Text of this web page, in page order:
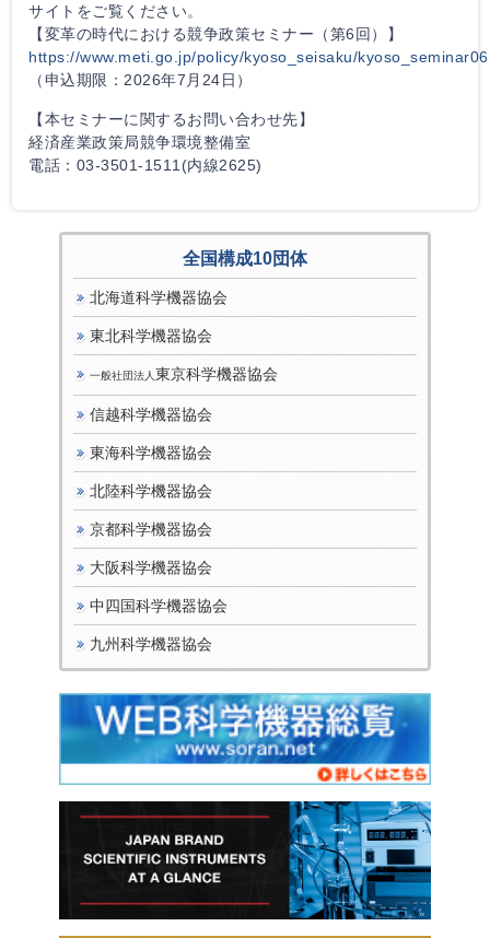
サイトをご覧ください。
【変革の時代における競争政策セミナー（第6回）】
https://www.meti.go.jp/policy/kyoso_seisaku/
（申込期限：2026年7月24日）
【本セミナーに関するお問い合わせ先】
経済産業政策局競争環境整備室
電話：03-3501-1511(内線2625)
全国構成10団体
北海道科学機器協会
東北科学機器協会
一般社団法人 東京科学機器協会
信越科学機器協会
東海科学機器協会
北陸科学機器協会
京都科学機器協会
大阪科学機器協会
中四国科学機器協会
九州科学機器協会